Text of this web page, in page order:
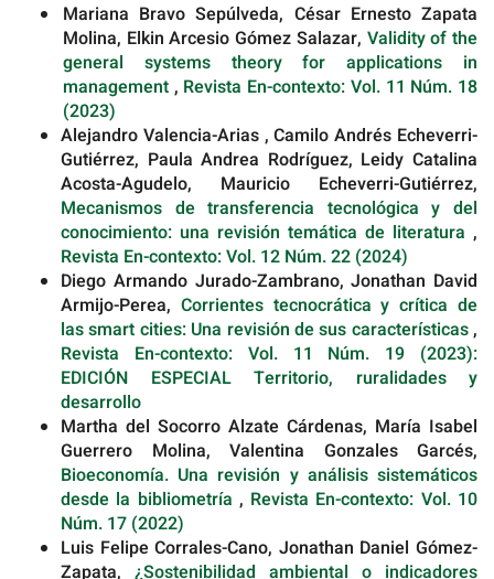
Mariana Bravo Sepúlveda, César Ernesto Zapata
Molina, Elkin Arcesio Gómez Salazar, Validity of the
general systems theory for applications in
management , Revista En-contexto: Vol. 11 Núm. 18
(2023)
Alejandro Valencia-Arias , Camilo Andrés Echeverri-
Gutiérrez, Paula Andrea Rodríguez, Leidy Catalina
Acosta-Agudelo, Mauricio Echeverri-Gutiérrez,
Mecanismos de transferencia tecnológica y del
conocimiento: una revisión temática de literatura ,
Revista En-contexto: Vol. 12 Núm. 22 (2024)
Diego Armando Jurado-Zambrano, Jonathan David
Armijo-Perea, Corrientes tecnocrática y crítica de
las smart cities: Una revisión de sus características,
Revista En-contexto: Vol. 11 Núm. 19 (2023):
EDICIÓN ESPECIAL Territorio, ruralidades y
desarrollo
Martha del Socorro Alzate Cárdenas, María Isabel
Guerrero Molina, Valentina Gonzales Garcés,
Bioeconomía. Una revisión y análisis sistemáticos
desde la bibliometría , Revista En-contexto: Vol. 10
Núm. 17 (2022)
Luis Felipe Corrales-Cano, Jonathan Daniel Gómez-
Zapata, ¿Sostenibilidad ambiental o indicadores